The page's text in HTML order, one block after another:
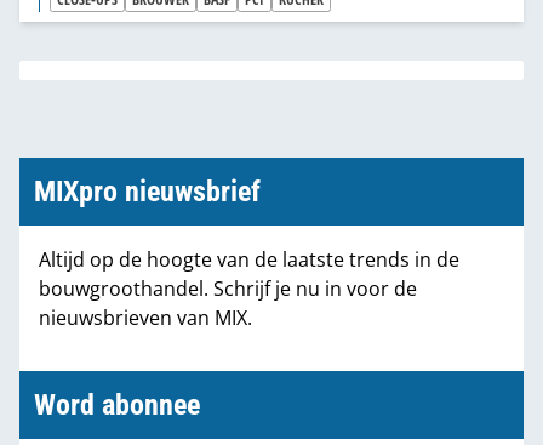
jaar niet meer onder de BASF-vlag te werken. En al
MIXpro nieuwsbrief
Altijd op de hoogte van de laatste trends in de
bouwgroothandel. Schrijf je nu in voor de
nieuwsbrieven van MIX.
Word abonnee